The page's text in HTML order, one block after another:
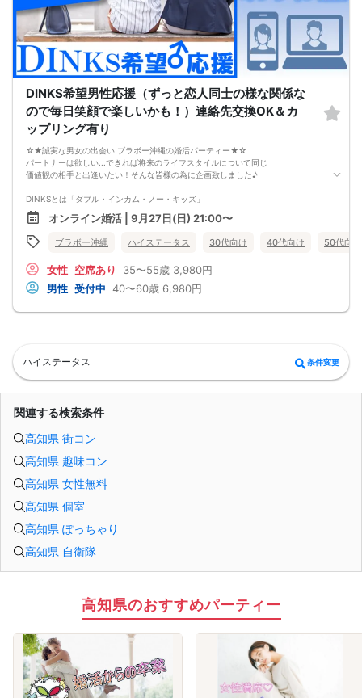
DINKS希望男性応援（ずっと恋人同士の様な関係な
ので毎日笑顔で楽しいかも！）連絡先交換OK＆カ
ップリング有り
☆★誠実な男女の出会い ブラボー沖縄の婚活パーティー★☆
パートナーは欲しい...できれば将来のライフスタイルについて同じ
価値観の相手と出逢いたい！そんな皆様の為に企画致しました♪
DINKSとは「ダブル・インカム・ノー・キッズ」
夫婦２人だけの結婚生活を希望する男性にお集まり頂きます。
DINKSにはこだわってないけれど共働きをしながら、
パートナーと二人だけのライフスタイルを楽しみたい、
【注意事項】
・全国各地に募集しております。お相手の居住地はご自身の居住地と異なる場合
ご了承下さいませ。
・終了時刻は目安となります。正確な終了時刻はイベント開始時にスタッフより
ご案内いたします。
・直前の申込みや当日のキャンセルにより男女比が偏る可能性がございますこと
をご了承ください。
・最小催行人数 1対1、最大20名（男女比調整のため定員になる前にキャンセル待
・イベント開催時刻１時間前迄に最小催行人数に満たない場合は中止のご連絡を
オンライン婚活 | 9月27日(日) 21:00〜
ブラボー沖縄 ハイステータス 30代向け 40代向け 50代向け
女性 空席あり 35〜55歳 3,980円
男性 受付中 40〜60歳 6,980円
ハイステータス 条件変更
関連する検索条件
高知県 街コン
高知県 趣味コン
高知県 女性無料
高知県 個室
高知県 ぽっちゃり
高知県 自衛隊
高知県のおすすめパーティー